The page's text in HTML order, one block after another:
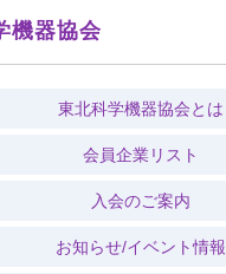
機器協会
東北科学機器協会とは
会員企業リスト
入会のご案内
お知らせ/イベント情報